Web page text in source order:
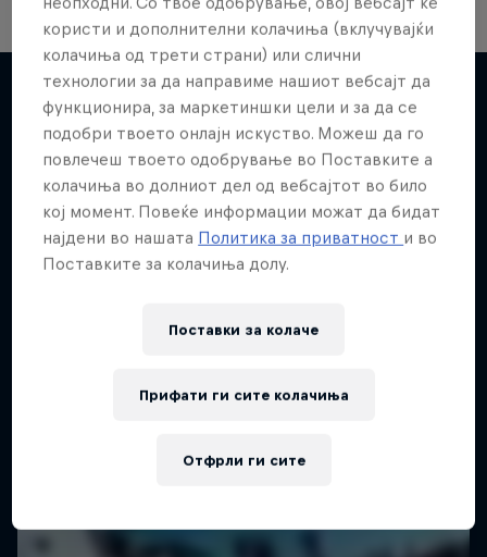
Повеќе слична содржина
користи и дополнителни колачиња (вклучувајќи
колачиња од трети страни) или слични
технологии за да направиме нашиот вебсајт да
функционира, за маркетиншки цели и за да се
подобри твоето онлајн искуство. Можеш да го
повлечеш твоето одобрување во Поставките а
колачиња во долниот дел од вебсајтот во било
кој момент. Повеќе информации можат да бидат
најдени во нашата Политика за приватност и во
Поставките за колачиња долу.
Поставки за колачe
Отфрли ги сите
Прифати ги сите колачиња